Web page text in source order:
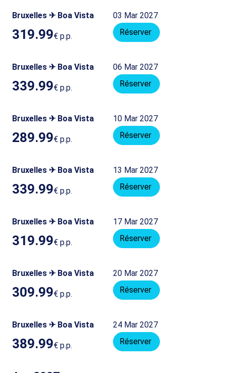
Bruxelles ✈ Boa Vista 03 Mar 2027
319.99€ p.p. Réserver
Bruxelles ✈ Boa Vista 06 Mar 2027
339.99€ p.p. Réserver
Bruxelles ✈ Boa Vista 10 Mar 2027
289.99€ p.p. Réserver
Bruxelles ✈ Boa Vista 13 Mar 2027
339.99€ p.p. Réserver
Bruxelles ✈ Boa Vista 17 Mar 2027
319.99€ p.p. Réserver
Bruxelles ✈ Boa Vista 20 Mar 2027
309.99€ p.p. Réserver
Bruxelles ✈ Boa Vista 24 Mar 2027
389.99€ p.p. Réserver